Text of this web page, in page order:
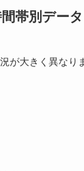
帯別データ
が大きく異なり